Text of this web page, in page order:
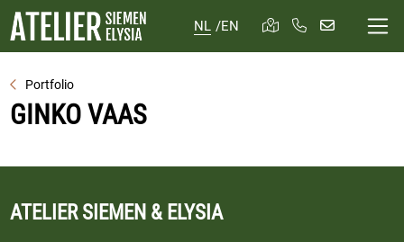
NL /EN
Portfolio
GINKO VAAS
ATELIER SIEMEN & ELYSIA